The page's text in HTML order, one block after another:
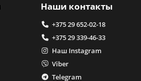
Наши контакты
+375 29 652-02-18
+375 29 339-46-33
Наш Instagram
Viber
Telegram